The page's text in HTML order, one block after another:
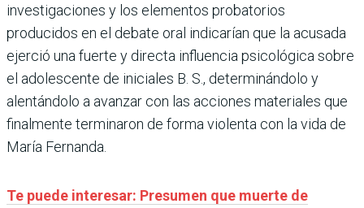
investigaciones y los elementos probatorios
producidos en el debate oral indicarían que la acusada
ejerció una fuerte y directa influencia psicológica sobre
el adolescente de iniciales B. S., determinándolo y
alentándolo a avanzar con las acciones materiales que
finalmente terminaron de forma violenta con la vida de
María Fernanda.
Te puede interesar: Presumen que muerte de